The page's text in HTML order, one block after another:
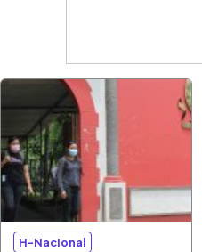
H-Nacional